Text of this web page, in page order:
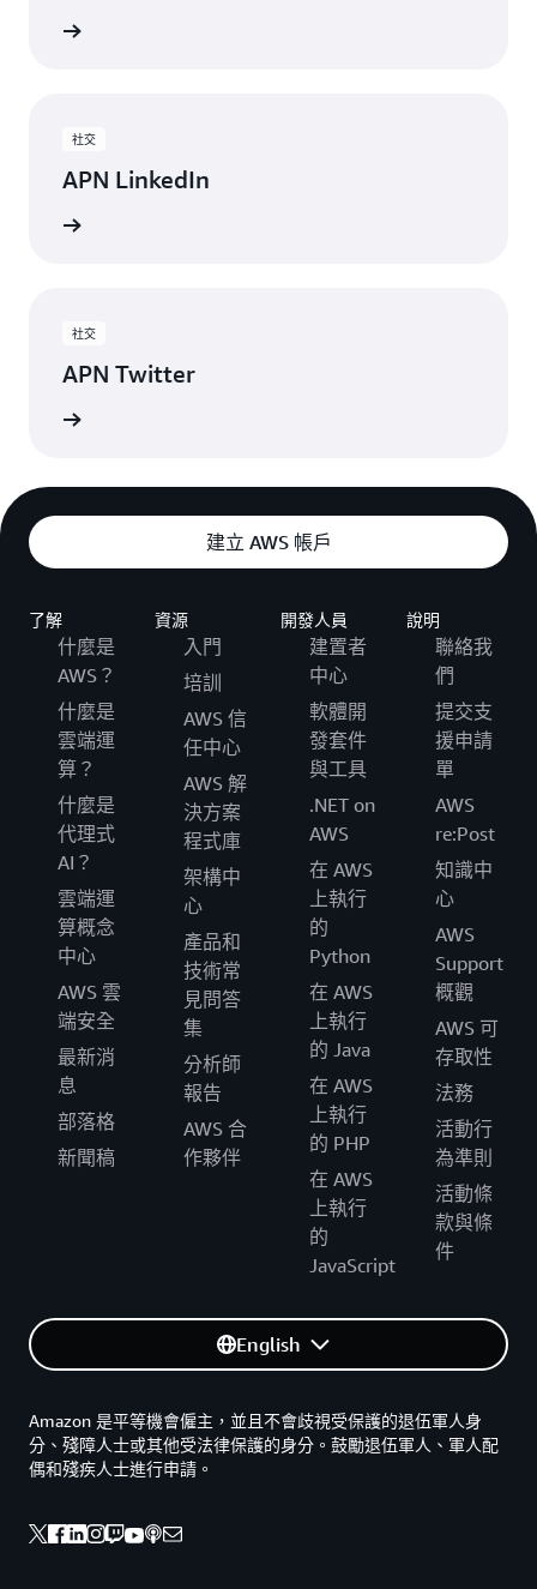
社交
APN LinkedIn
社交
APN Twitter
建立 AWS 帳戶
了解
什麼是
AWS？
什麼是
雲端運
算？
什麼是
代理式
AI？
雲端運
算概念
中心
AWS 雲
端安全
最新消
息
部落格
新聞稿
資源
入門
培訓
AWS 信
任中心
AWS 解
決方案
程式庫
架構中
心
產品和
技術常
見問答
集
分析師
報告
AWS 合
作夥伴
開發人員
建置者
中心
軟體開
發套件
與工具
.NET on
AWS
在 AWS
上執行
的
Python
在 AWS
上執行
的 Java
在 AWS
上執行
的 PHP
在 AWS
上執行
的
JavaScript
說明
聯絡我
們
提交支
援申請
單
AWS
re:Post
知識中
心
AWS
Support
概觀
AWS 可
存取性
法務
活動行
為準則
活動條
款與條
件
English
Amazon 是平等機會僱主，並且不會歧視受保護的退伍軍人身
分、殘障人士或其他受法律保護的身分。鼓勵退伍軍人、軍人配
偶和殘疾人士進行申請。